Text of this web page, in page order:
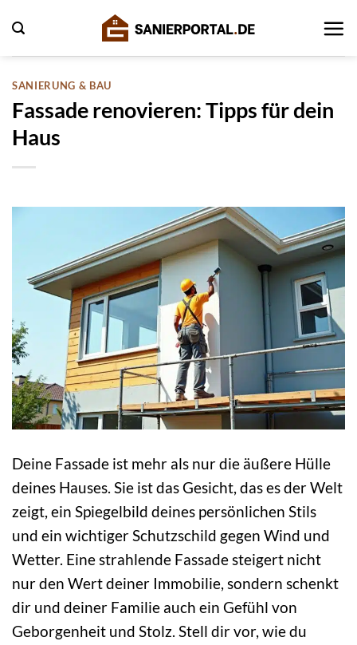
Inhalt
springen
SANIERUNG & BAU
Fassade renovieren: Tipps für dein
Haus
Deine Fassade ist mehr als nur die äußere Hülle
deines Hauses. Sie ist das Gesicht, das es der Welt
zeigt, ein Spiegelbild deines persönlichen Stils
und ein wichtiger Schutzschild gegen Wind und
Wetter. Eine strahlende Fassade steigert nicht
nur den Wert deiner Immobilie, sondern schenkt
dir und deiner Familie auch ein Gefühl von
Geborgenheit und Stolz. Stell dir vor, wie du